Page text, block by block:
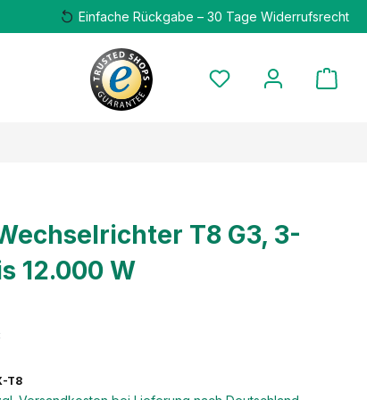
Einfache Rückgabe – 30 Tage Widerrufsrecht
T8 G3, 3-
12.000 W
T8